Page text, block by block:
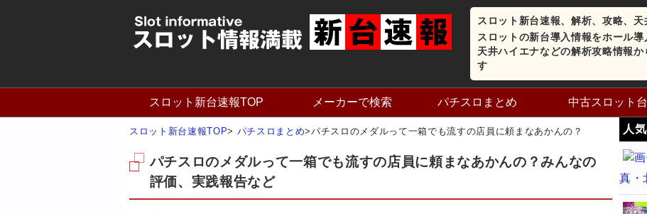
スロット新台速報、解析、攻略、天
スロットの新台導入情報をホール
天井ハイエナなどの解析攻略情報
す
スロット新台速報TOP メーカーで検索 パチスロまとめ 中古スロット
スロット新台速報TOP> パチスロまとめ>パチスロのメダルって一箱でも流すの店員に頼まなあかんの？
パチスロのメダルって一箱でも流すの店員に頼まなあかんの？みんなの
評価、実践報告など
人
真・